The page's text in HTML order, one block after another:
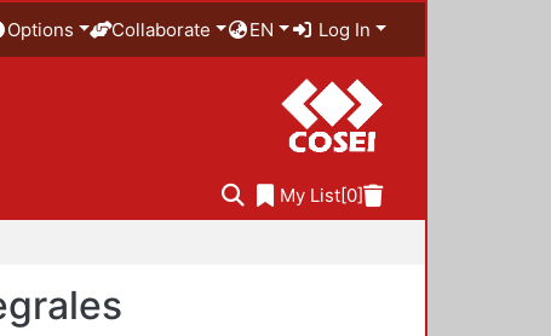
Options Collaborate EN Log In
My List[0]